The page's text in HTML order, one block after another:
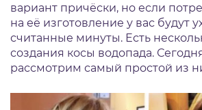
вариант причёски, но если
на её изготовление у вас будут
считанные минуты. Есть
создания косы водопада.
рассмотрим самый простой из